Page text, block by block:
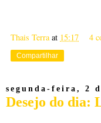
Thais Terra at 15:17 4
Compartilhar
segunda-feira, 2
Desejo do dia: